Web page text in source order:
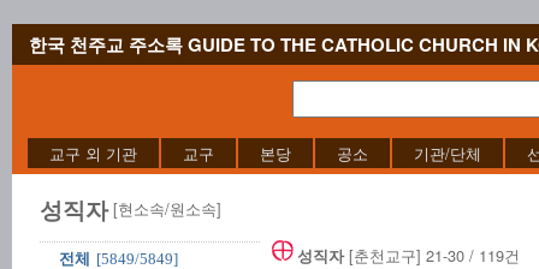
한국 천주교 주소록 GUIDE TO THE CATHOLIC CHURCH IN
교구 외 기관 교구 본당 공소 기관/단체
성직자 [현소속/원소속]
전체
[5849/5849]
성직자[춘천교구] 21-30 / 119건